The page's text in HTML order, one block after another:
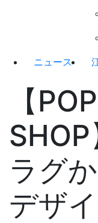
ニュース
【
ラグ
デザ